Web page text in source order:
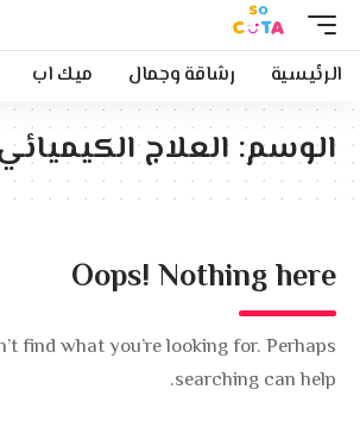
الرئيسية رشاقة وجمال ميك اب
الوسم: العلاج
Oops! Nothing here
find what you’re looking for. Perhaps
searching can help.